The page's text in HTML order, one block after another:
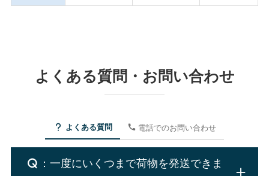
よくある質問・お問い合わせ
よくある質問 電話でのお問い合わせ
：一度にいくつまで荷物を発送できま